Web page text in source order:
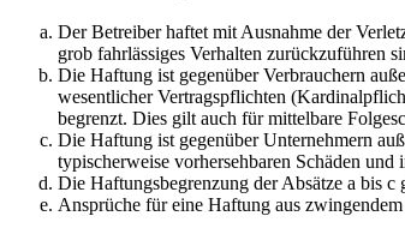
Der Betreiber haftet mit Ausnahme der
grob fahrlässiges Verhalten zurückzuführen
Die Haftung ist gegenüber Verbrauchern
wesentlicher Vertragspflichten
begrenzt. Dies gilt auch für mittelbare
Die Haftung ist gegenüber Unternehmern
typischerweise vorhersehbaren Schäden
Die Haftungsbegrenzung der Absätze a bis
Ansprüche für eine Haftung aus